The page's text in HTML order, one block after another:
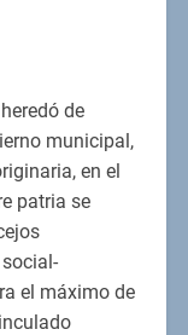
de
municipal,
en el
patria se
el máximo de